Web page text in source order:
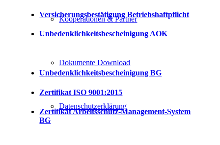
Kooperationen & Partner
Dokumente Download
Datenschutzerklärung
Versicherungsbestätigung Betriebshaftpflicht
Unbedenklichkeitsbescheinigung AOK
Unbedenklichkeitsbescheinigung BG
Zertifikat ISO 9001:2015
Zertifikat Arbeitsschutz-Management-System
BG